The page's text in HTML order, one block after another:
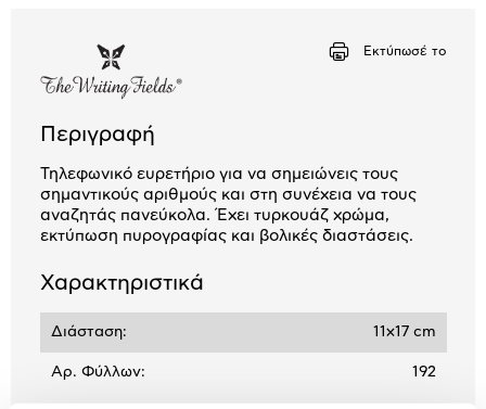
Εκτύπωσέ το
Περιγραφή
Τηλεφωνικό ευρετήριο για να σημειώνεις τους
σημαντικούς αριθμούς και στη συνέχεια να τους
αναζητάς πανεύκολα. Έχει τυρκουάζ χρώμα,
εκτύπωση πυρογραφίας και βολικές διαστάσεις.
Χαρακτηριστικά
Διάσταση: 11x17 cm
Αρ. Φύλλων: 192